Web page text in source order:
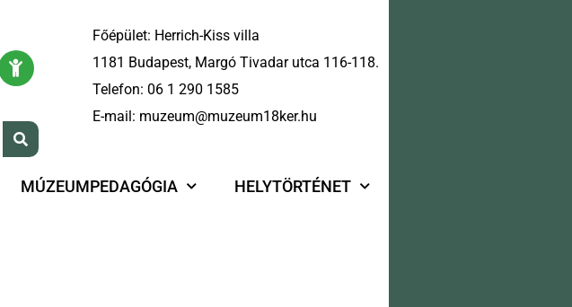
Főépület: Herrich-Kiss villa
1181 Budapest, Margó Tivadar utca 116-118.
Telefon: 06 1 290 1585
E-mail: muzeum@muzeum18ker.hu
MÚZEUMPEDAGÓGIA HELYTÖRTÉNET